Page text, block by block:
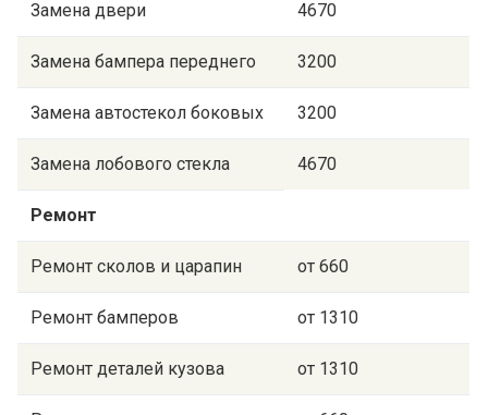
Замена двери 4670
Замена бампера переднего 3200
Замена автостекол боковых 3200
Замена лобового стекла 4670
Ремонт
Ремонт сколов и царапин от 660
Ремонт бамперов от 1310
Ремонт деталей кузова от 1310